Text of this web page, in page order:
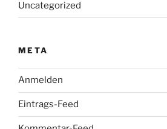
Uncategorized
META
Anmelden
Eintrags-Feed